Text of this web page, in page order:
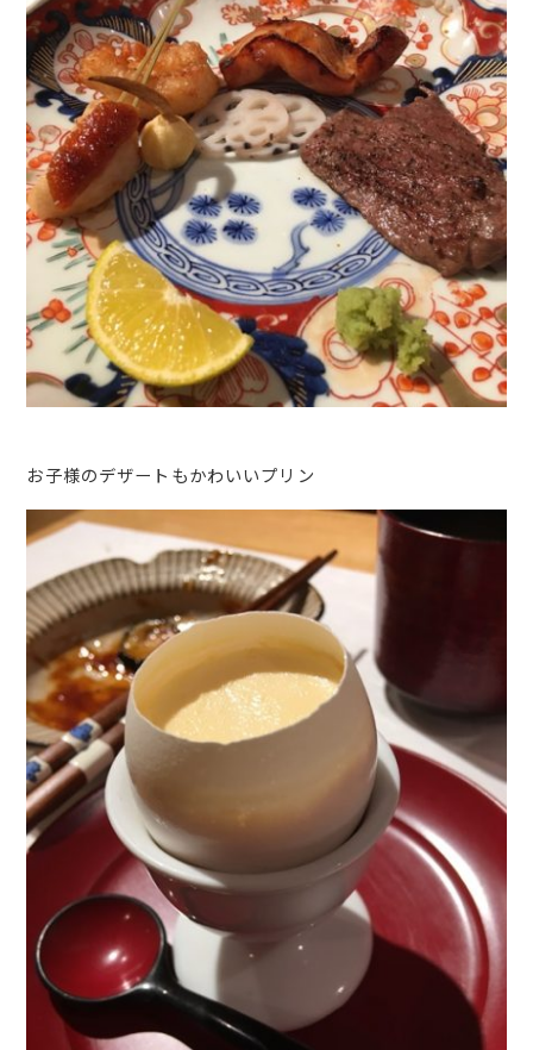
お子様のデザートもかわいいプリン